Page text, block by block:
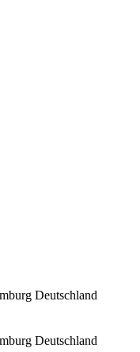
Deutschland
Deutschland